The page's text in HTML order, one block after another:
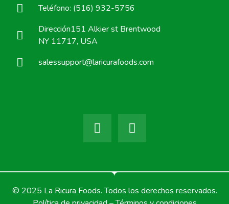
Teléfono: (516) 932-5756
Dirección151 Alkier st Brentwood
NY 11717, USA
salessupport@laricurafoods.com
© 2025 La Ricura Foods. Todos los derechos reservados.